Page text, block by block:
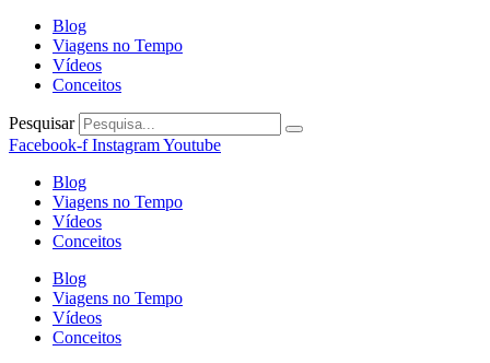
Blog
Viagens no Tempo
Vídeos
Conceitos
Pesquisar
Facebook-f InstagramYoutube
Blog
Viagens no Tempo
Vídeos
Conceitos
Blog
Viagens no Tempo
Vídeos
Conceitos